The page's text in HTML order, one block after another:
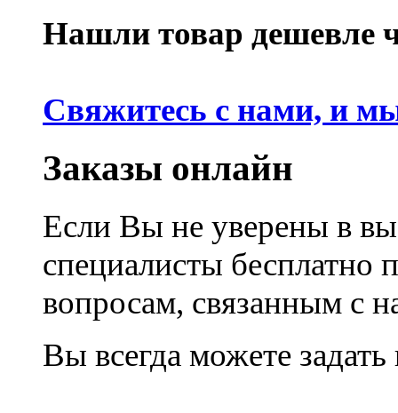
Нашли товар дешевле
Свяжитесь с нами, и
Заказы онлайн
Если Вы не уверены в
специалисты
вопросам, связанным с
Вы всегда можете